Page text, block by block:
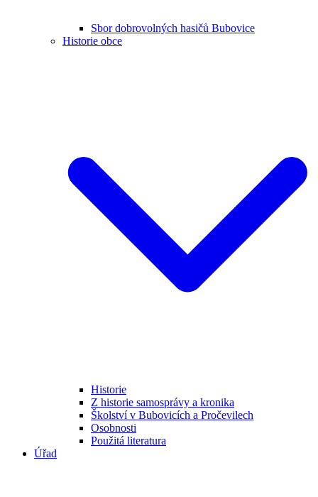
Sbor dobrovolných hasičů Bubovice
Historie obce
Historie
Z historie samosprávy a kronika
Školství v Bubovicích a Pročevilech
Osobnosti
Použitá literatura
Úřad